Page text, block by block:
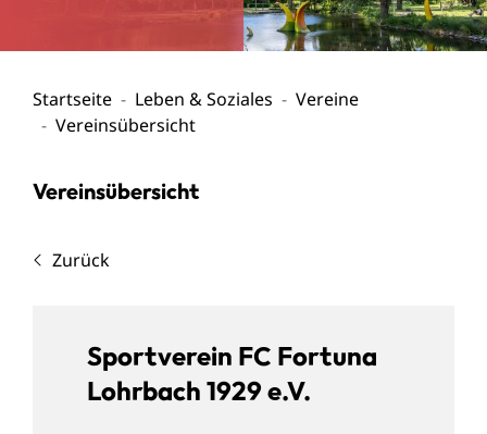
Startseite Leben & Soziales
Vereine
Vereinsübersicht
Vereinsübersicht
Zurück
Sportverein FC Fortuna
Lohrbach 1929 e.V.